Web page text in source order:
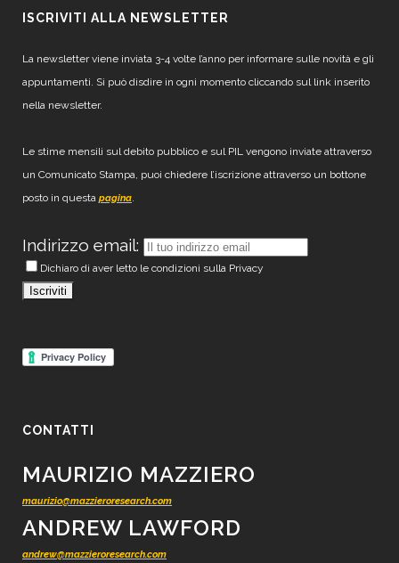
ISCRIVITI ALLA NEWSLETTER
La newsletter viene inviata 3-4 volte l’anno per informare sulle novità e gli
appuntamenti. Si può disdire in ogni momento cliccando sul link inserito
nella newsletter.
Le stime mensili sul debito pubblico e sul PIL vengono inviate attraverso
un Comunicato Stampa, puoi chiedere l’iscrizione attraverso un bottone
posto in questa pagina.
Indirizzo email:
Dichiaro di aver letto le condizioni sulla Privacy
CONTATTI
MAURIZIO MAZZIERO
maurizio@mazzieroresearch.com
ANDREW LAWFORD
andrew@mazzieroresearch.com